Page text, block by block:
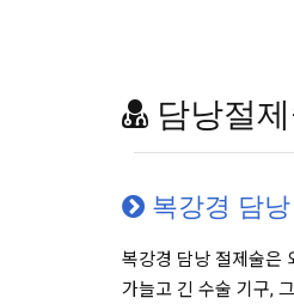
담낭절
복강경 담
복강경 담낭 절제술은
가늘고 긴 수술 기구,